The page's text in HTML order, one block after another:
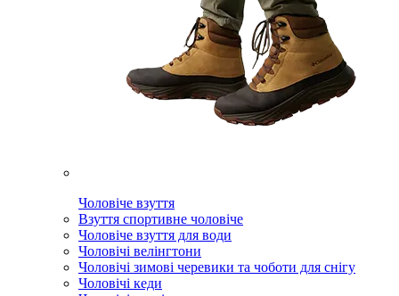
Чоловіче взуття
Взуття спортивне чоловіче
Чоловіче взуття для води
Чоловічі велінгтони
Чоловічі зимові черевики та чоботи для снігу
Чоловічі кеди